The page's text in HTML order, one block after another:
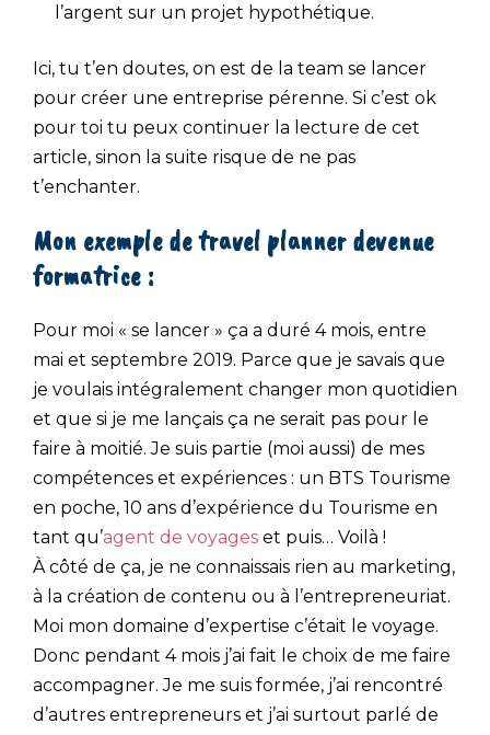
l’argent sur un projet hypothétique.
Ici, tu t’en doutes, on est de la team se lancer
pour créer une entreprise pérenne. Si c’est ok
pour toi tu peux continuer la lecture de cet
article, sinon la suite risque de ne pas
t’enchanter.
Mon exemple de travel planner devenue
formatrice :
Pour moi « se lancer » ça a duré 4 mois, entre
mai et septembre 2019. Parce que je savais que
je voulais intégralement changer mon quotidien
et que si je me lançais ça ne serait pas pour le
faire à moitié. Je suis partie (moi aussi) de mes
compétences et expériences : un BTS Tourisme
en poche, 10 ans d’expérience du Tourisme en
tant qu’agent de voyages et puis… Voilà !
À côté de ça, je ne connaissais rien au marketing,
à la création de contenu ou à l’entrepreneuriat.
Moi mon domaine d’expertise c’était le voyage.
Donc pendant 4 mois j’ai fait le choix de me faire
accompagner. Je me suis formée, j’ai rencontré
d’autres entrepreneurs et j’ai surtout parlé de